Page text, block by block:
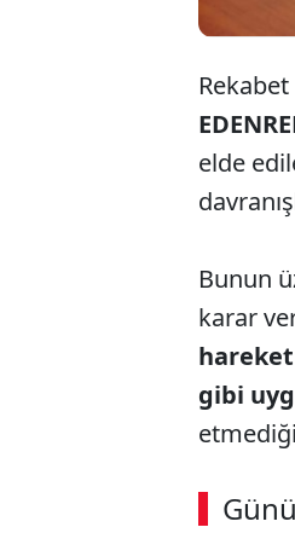
elde
Bunun
karar
gibi
00:02